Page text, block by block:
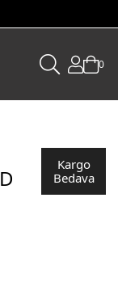
0
Kargo
Bedava